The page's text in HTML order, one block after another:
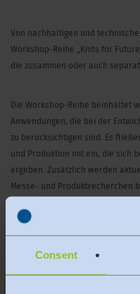
Consent
Von nachhaltigen und
Workshop-Reihe „Knits for
die zusammen oder auch
Die Workshop-Reihe beinhaltet
Anwendungen, die bei der
zu berücksichtigen sind. Es
und Produktion mit ein, die sich
ergeben. Zusätzlich werden
Messe- und Produktrecherchen
Kursbeschreibung